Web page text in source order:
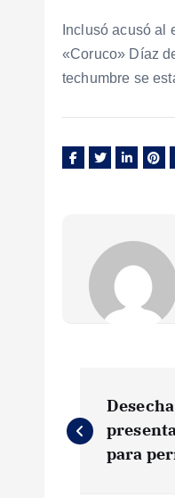
Inclusó acusó al
«Coruco» Díaz
techumbre se
a
para